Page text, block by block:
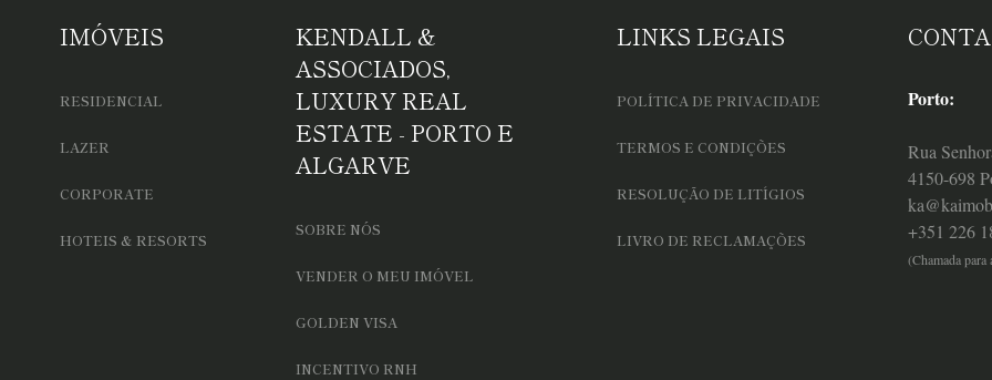
IMÓVEIS
RESIDENCIAL
LAZER
CORPORATE
HOTEIS & RESORTS
KENDALL &
ASSOCIADOS,
LUXURY REAL
ESTATE - PORTO E
ALGARVE
SOBRE NÓS
VENDER O MEU IMÓVEL
GOLDEN VISA
INCENTIVO RNH
LINKS LEGAIS
POLÍTICA DE PRIVACIDADE
TERMOS E CONDIÇÕES
RESOLUÇÃO DE LITÍGIOS
LIVRO DE RECLAMAÇÕES
Porto:
Rua
4150-698
+351 226
(Chamada